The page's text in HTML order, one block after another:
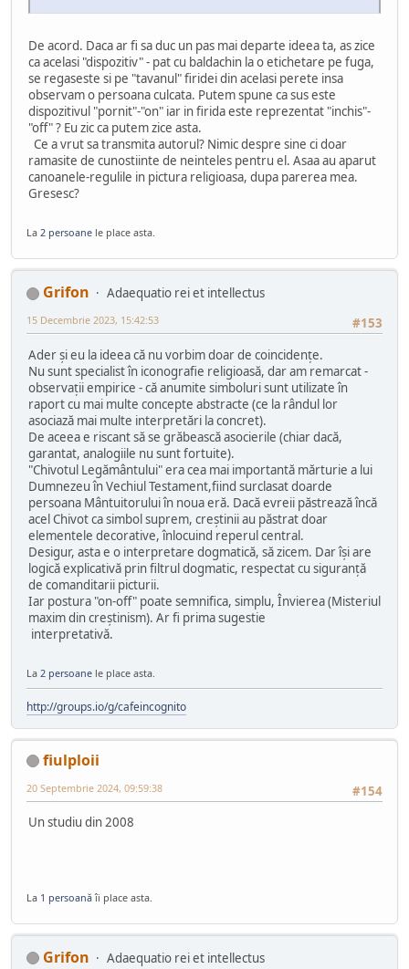
De acord. Daca ar fi sa duc un pas mai departe ideea ta, as zice
ca acelasi "dispozitiv" - pat cu baldachin la o etichetare pe fuga,
se regaseste si pe "tavanul" firidei din acelasi perete insa
observam o persoana culcata. Putem spune ca sus este
dispozitivul "pornit"-"on" iar in firida este reprezentat "inchis"-
"off" ? Eu zic ca putem zice asta.
Ce a vrut sa transmita autorul? Nimic despre sine ci doar
ramasite de cunostiinte de neinteles pentru el. Asaa au aparut
canoanele-regulile in pictura religioasa, dupa parerea mea.
Gresesc?
La 2 persoane le place asta.
Grifon
Adaequatio rei et intellectus
#153
15 Decembrie 2023, 15:42:53
Ader și eu la ideea că nu vorbim doar de coincidențe.
Nu sunt specialist în iconografie religioasă, dar am remarcat -
observații empirice - că anumite simboluri sunt utilizate în
raport cu mai multe concepte abstracte (ce la rândul lor
asociază mai multe interpretări la concret).
De aceea e riscant să se grăbească asocierile (chiar dacă,
garantat, analogiile nu sunt fortuite).
"Chivotul Legământului" era cea mai importantă mărturie a lui
Dumnezeu în Vechiul Testament,fiind surclasat doarde
persoana Mântuitorului în noua eră. Dacă evreii păstrează încă
acel Chivot ca simbol suprem, creștinii au păstrat doar
elementele decorative, înlocuind reperul central.
Desigur, asta e o interpretare dogmatică, să zicem. Dar își are
logică explicativă prin filtrul dogmatic, respectat cu siguranță
de comanditarii picturii.
Iar postura "on-off" poate semnifica, simplu, Învierea (Misteriul
maxim din creștinism). Ar fi prima sugestie
interpretativă.
La 2 persoane le place asta.
http://groups.io/g/cafeincognito
fiulploii
#154
20 Septembrie 2024, 09:59:38
Un studiu din 2008
La 1 persoanăîi place asta.
Grifon Adaequatio rei et intellectus